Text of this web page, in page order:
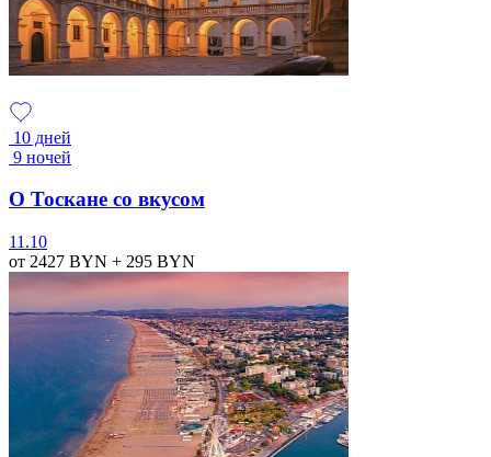
10 дней
9 ночей
О Тоскане со вкусом
11.10
от 2427 BYN + 295 BYN